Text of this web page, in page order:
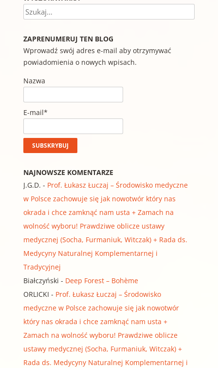
Szukaj
ZAPRENUMERUJ TEN BLOG
Wprowadź swój adres e-mail aby otrzymywać
powiadomienia o nowych wpisach.
Nazwa
E-mail*
NAJNOWSZE KOMENTARZE
J.G.D. - Prof. Łukasz Łuczaj – Środowisko medyczne
w Polsce zachowuje się jak nowotwór który nas
okrada i chce zamknąć nam usta + Zamach na
wolność wyboru! Prawdziwe oblicze ustawy
medycznej (Socha, Furmaniuk, Witczak) + Rada ds.
Medycyny Naturalnej Komplementarnej i
Tradycyjnej
Białczyński - Deep Forest – Bohème
ORLICKI - Prof. Łukasz Łuczaj – Środowisko
medyczne w Polsce zachowuje się jak nowotwór
który nas okrada i chce zamknąć nam usta +
Zamach na wolność wyboru! Prawdziwe oblicze
ustawy medycznej (Socha, Furmaniuk, Witczak) +
Rada ds. Medycyny Naturalnej Komplementarnej i